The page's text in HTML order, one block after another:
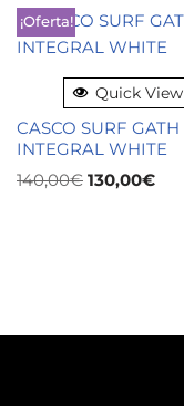
¡Oferta!
Quick View
CASCO SURF GATH
INTEGRAL WHITE
140,00€ 130,00€